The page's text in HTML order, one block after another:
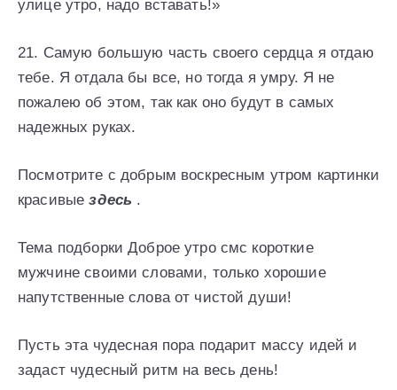
улице утро, надо вставать!»
21. Самую большую часть своего сердца я отдаю
тебе. Я отдала бы все, но тогда я умру. Я не
пожалею об этом, так как оно будут в самых
надежных руках.
Посмотрите с добрым воскресным утром картинки
красивыездесь .
Тема подборки Доброе утро смс короткие
мужчине своими словами, только хорошие
напутственные слова от чистой души!
Пусть эта чудесная пора подарит массу идей и
задаст чудесный ритм на весь день!